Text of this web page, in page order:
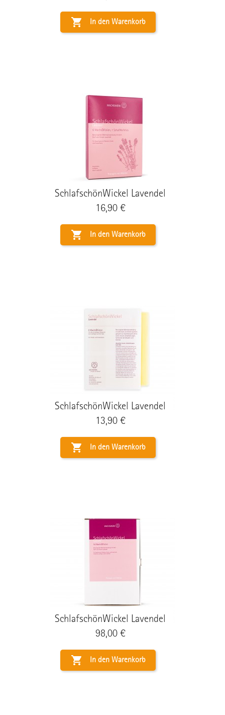
 In den Warenkorb
SchlafschönWickel Lavendel
Preis
16,90 €
 In den Warenkorb
SchlafschönWickel Lavendel
Preis
13,90 €
 In den Warenkorb
SchlafschönWickel Lavendel
Preis
98,00 €
 In den Warenkorb